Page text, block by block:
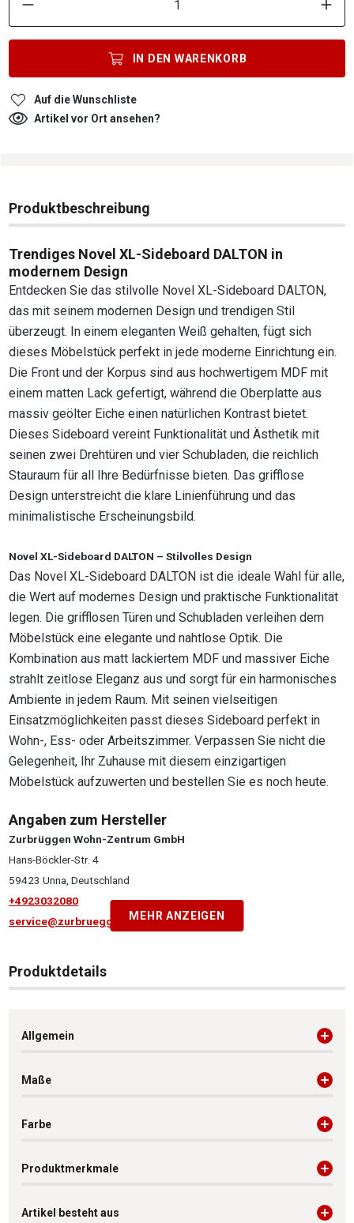
IN DEN WARENKORB
Auf die Wunschliste
Artikel vor Ort ansehen?
Produktbeschreibung
Trendiges Novel XL-Sideboard DALTON in
modernem Design
Entdecken Sie das stilvolle Novel XL-Sideboard DALTON,
das mit seinem modernen Design und trendigen Stil
überzeugt. In einem eleganten Weiß gehalten, fügt sich
dieses Möbelstück perfekt in jede moderne Einrichtung ein.
Die Front und der Korpus sind aus hochwertigem MDF mit
einem matten Lack gefertigt, während die Oberplatte aus
massiv geölter Eiche einen natürlichen Kontrast bietet.
Dieses Sideboard vereint Funktionalität und Ästhetik mit
seinen zwei Drehtüren und vier Schubladen, die reichlich
Stauraum für all Ihre Bedürfnisse bieten. Das grifflose
Design unterstreicht die klare Linienführung und das
minimalistische Erscheinungsbild.
Novel XL-Sideboard DALTON – Stilvolles Design
Das Novel XL-Sideboard DALTON ist die ideale Wahl für alle,
die Wert auf modernes Design und praktische Funktionalität
legen. Die grifflosen Türen und Schubladen verleihen dem
Möbelstück eine elegante und nahtlose Optik. Die
Kombination aus matt lackiertem MDF und massiver Eiche
strahlt zeitlose Eleganz aus und sorgt für ein harmonisches
Ambiente in jedem Raum. Mit seinen vielseitigen
Einsatzmöglichkeiten passt dieses Sideboard perfekt in
Wohn-, Ess- oder Arbeitszimmer. Verpassen Sie nicht die
Gelegenheit, Ihr Zuhause mit diesem einzigartigen
Möbelstück aufzuwerten und bestellen Sie es noch heute.
Angaben zum Hersteller
Zurbrüggen Wohn-Zentrum GmbH
Hans-Böckler-Str. 4
59423 Unna, Deutschland
+4923032080
service@zurbrueggen.deMEHR ANZEIGEN
Produktdetails
Allgemein
Maße
Farbe
Produktmerkmale
Artikel besteht aus